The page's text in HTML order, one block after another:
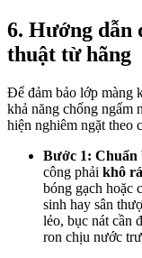
6. Hướng dẫn
thuật từ hãng
Để đảm bảo lớp màng
khả năng chống ngấm
hiện nghiêm ngặt theo
Bước 1: Chuẩn
công phải khô
bóng gạch hoặc
sinh hay sân
lẻo, bục nát cần
ron chịu nước